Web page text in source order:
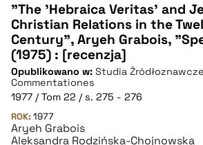
"The 'Hebraica Veritas' and
Christian Relations in the
Century", Aryeh Grabois,
(1975) : [recenzja]
Opublikowano w: Studia
Commentationes
1977 / Tom 22 / s. 275 - 276
ROK: 1977
Aryeh Grabois
Aleksandra Rodzińska-Chojnowska